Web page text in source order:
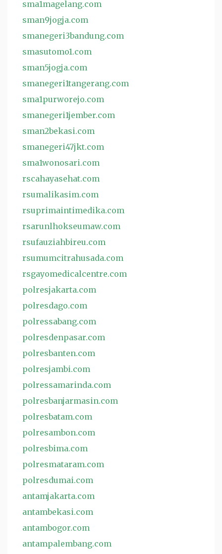
sma1magelang.com
sman9jogja.com
smanegeri3bandung.com
smasutomo1.com
sman5jogja.com
smanegeri1tangerang.com
sma1purworejo.com
smanegeri1jember.com
sman2bekasi.com
smanegeri47jkt.com
sma1wonosari.com
rscahayasehat.com
rsumalikasim.com
rsuprimaintimedika.com
rsarunlhokseumaw.com
rsufauziahbireu.com
rsumumcitrahusada.com
rsgayomedicalcentre.com
polresjakarta.com
polresdago.com
polressabang.com
polresdenpasar.com
polresbanten.com
polresjambi.com
polressamarinda.com
polresbanjarmasin.com
polresbatam.com
polresambon.com
polresbima.com
polresmataram.com
polresdumai.com
antamjakarta.com
antambekasi.com
antambogor.com
antampalembang.com